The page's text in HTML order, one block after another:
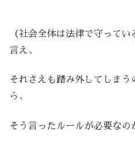
（社会全体は法律で守って
言え、
それさえも踏み外してしま
ら、
そう言ったルールが必要なの